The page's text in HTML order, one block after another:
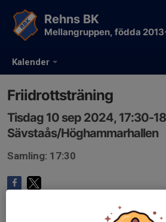
Kalender
Rehns BK
Mellangruppen, födda
Friidrottsträning
Tisdag 10 sep 2024, 17:30-
Sävstaås/Höghammarhallen
Samling: 17:30